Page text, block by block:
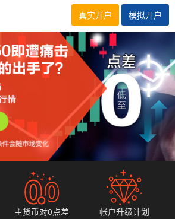
真实开户 模拟开户
主货币对0点差 帐户升级计划